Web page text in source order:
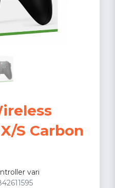
S Carbon
vari